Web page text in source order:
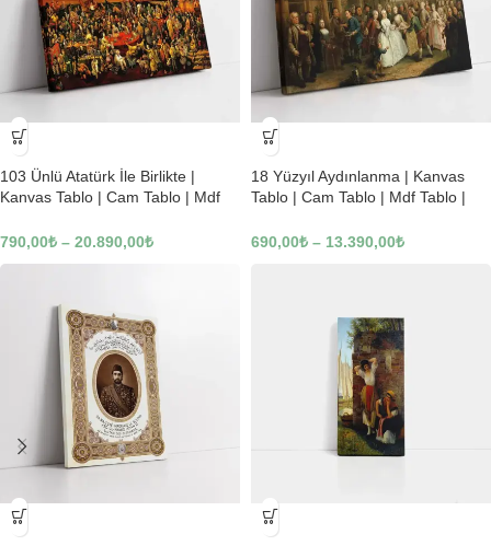
-23%
103 Ünlü Atatürk İle Birlikte |
Kanvas Tablo | Cam Tablo | Mdf
790,00₺ – 20.890,00₺
-23%
18 Yüzyıl Aydınlanma | Kanvas
Tablo | Cam Tablo | Mdf Tablo |
690,00₺ – 13.390,00₺
-23% -23%